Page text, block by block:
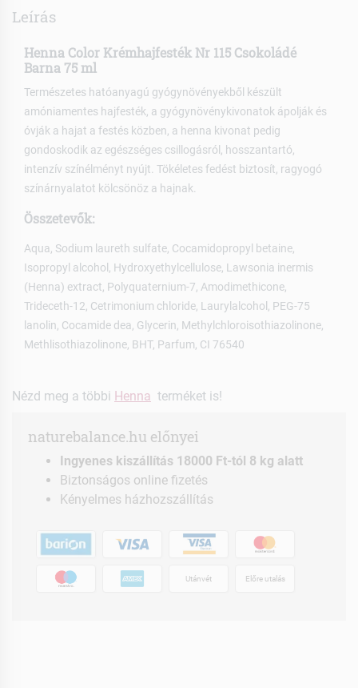
Leírás
Henna Color Krémhajfesték Nr 115 Csokoládé
Barna 75 ml
Természetes hatóanyagú gyógynövényekből készült
amóniamentes hajfesték, a gyógynövénykivonatok ápolják és
óvják a hajat a festés közben, a henna kivonat pedig
gondoskodik az egészséges csillogásról, hosszantartó,
intenzív színélményt nyújt. Tökéletes fedést biztosít, ragyogó
színárnyalatot kölcsönöz a hajnak.
Összetevők:
Aqua, Sodium laureth sulfate, Cocamidopropyl betaine,
Isopropyl alcohol, Hydroxyethylcellulose, Lawsonia inermis
(Henna) extract, Polyquaternium-7, Amodimethicone,
Trideceth-12, Cetrimonium chloride, Laurylalcohol, PEG-75
lanolin, Cocamide dea, Glycerin, Methylchloroisothiazolinone,
Methlisothiazolinone, BHT, Parfum, CI 76540
Nézd meg a többi Henna terméket is!
naturebalance.hu előnyei
Ingyenes kiszállítás 18000 Ft-tól 8 kg alatt
Biztonságos online fizetés
Kényelmes házhozszállítás
Utánvét Előre utalás